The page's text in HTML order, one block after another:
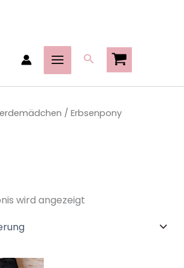
Suchen
/ Erbsenpony
wird angezeigt
Dieses